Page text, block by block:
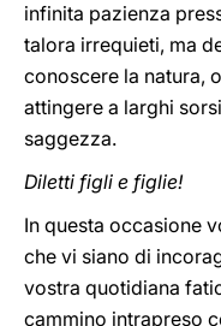
infinita pazienza
talora irrequieti, ma
conoscere la natura,
attingere a larghi
saggezza.
Diletti figli e figlie!
In questa occasione
che vi siano di
vostra quotidiana
cammino intrapreso